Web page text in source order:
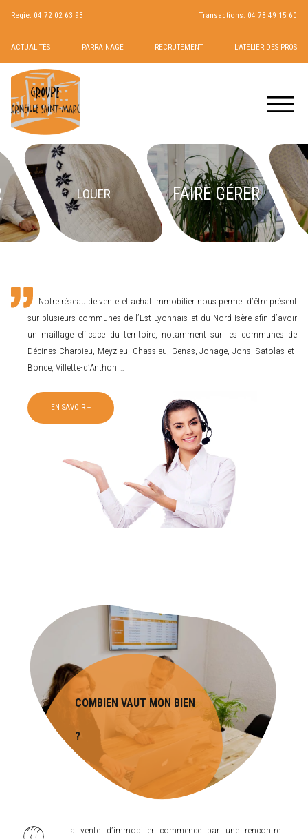
Regie: 04 72 02 63 93 Transactions: 04 78 49 15 60
ACTUALITÉS PARRAINAGE RECRUTEMENT L’ATELIER DES PROS
LOUER FAIRE GÉRER
Notre réseau de vente et achat immobilier nous permet d’être présent
sur plusieurs communes de l’Est Lyonnais et du Nord Isère afin d’avoir
un maillage efficace du territoire, notamment sur les communes de
Décines-Charpieu, Meyzieu, Chassieu, Genas, Jonage, Jons, Satolas-et-
Bonce, Villette-d’Anthon …
EN SAVOIR +
COMBIEN VAUT MON BIEN
?
La vente d’immobilier commence par une rencontre…